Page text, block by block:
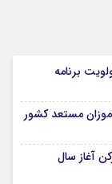
برنامه
مستعد کشور
آغاز سال